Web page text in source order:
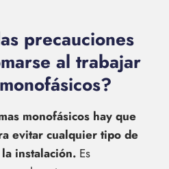
precauciones
al trabajar
monofásicos hay que
evitar cualquier tipo de
instalación. Es